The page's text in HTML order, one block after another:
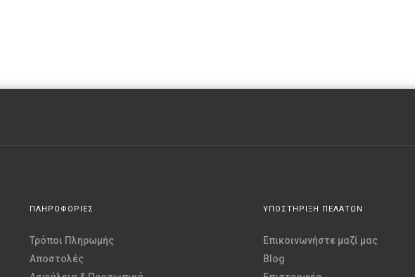
ΠΛΗΡΟΦΟΡΙΕΣ
Τρόποι Πληρωμής
Αποστολές
ΥΠΟΣΤΗΡΙΞΗ ΠΕΛΑΤΩΝ
Επικοινωνήστε μαζί μας
Blog